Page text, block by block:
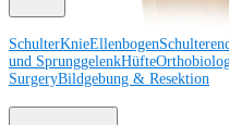
SchulterKnieEllenbogen
und SprunggelenkHüfte
SurgeryBildgebung & Resektion